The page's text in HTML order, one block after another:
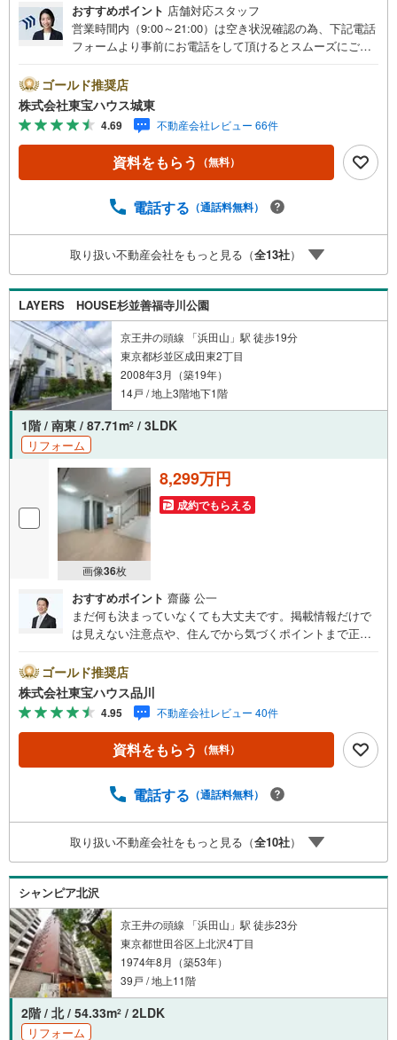
おすすめポイント 店舗対応スタッフ
営業時間内（9:00～21:00）は空き状況確認の為、下記電話
フォームより事前にお電話をして頂けるとスムーズにご案
カレンダーの作成▽ご購入後もお客様の人生のパートナー
として暮らしの「安心」を守り続けます。【Yahoo！ 不動
産キャンペーン対象店舗】当店で物件を成約するとPayPay
ボーナスライトがもらえる「Yahoo！ 不動産 物件ご成約キ
ャンペーン」の対象になります。「資料をもらう」「見学
予約をする」ボタンからお問い合わせください。※必ずYah
スライトは出金と譲渡はできません。ご案内・詳細な資料
時受け付けております！■頭金0円からのご購入可能です■
（諸費用もOK）お気軽にお問い合わせください。
ゴールド推奨店
株式会社東宝ハウス城東
4.69 不動産会社レビュー 66件
資料をもらう （無料）
電話する （通話料無料）
取り扱い不動産会社をもっと見る（全13社）
LAYERS HOUSE杉並善福寺川公園
京王井の頭線 「浜田山」駅 徒歩19分
東京都杉並区成田東2丁目
2008年3月（築19年）
14戸 / 地上3階地下1階
1階 / 南東 / 87.71m2 / 3LDK
リフォーム
画像36枚
8,299万円
成約でもらえる
おすすめポイント 齋藤 公一
まだ何も決まっていなくても大丈夫です。掲載情報だけで
は見えない注意点や、住んでから気づくポイントまで正直
とも包み隠さずお伝えし、「納得して選ぶ」ためのサポー
トを大切にしています。現地でしか分からないリアルな情
報も含めて、一緒に後悔しない住まい探しを進めていきま
しょう。まずはお気軽にご相談ください。【Yahoo！ 不動
産キャンペーン対象店舗】当店で物件を成約するとPayPay
ボーナスライトがもらえる「Yahoo！ 不動産 物件ご成約キ
予約をする」ボタンからお問い合わせください。※必ずYah
スライトは出金と譲渡はできません。ご案内・詳細な資料
のご請求はお気軽にどうぞ♪お電話でのお問い合わせも常
時受け付けております！お気軽にお問い合わせください。
ゴールド推奨店
株式会社東宝ハウス品川
4.95 不動産会社レビュー 40件
資料をもらう （無料）
電話する （通話料無料）
取り扱い不動産会社をもっと見る（全10社）
シャンピア北沢
京王井の頭線 「浜田山」駅 徒歩23分
東京都世田谷区上北沢4丁目
1974年8月（築53年）
39戸 / 地上11階
2階 / 北 / 54.33m2 / 2LDK
リフォーム